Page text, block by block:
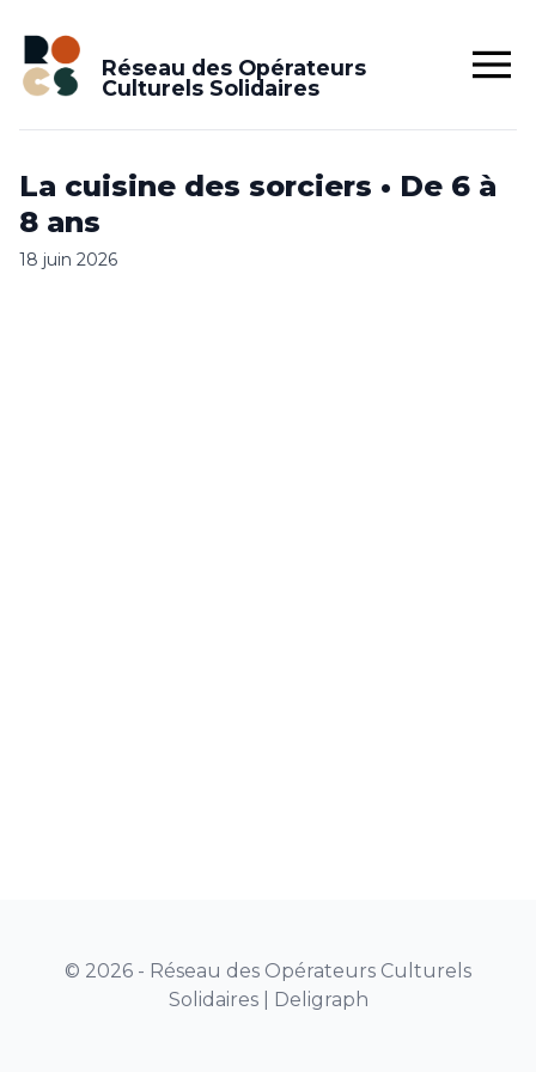
Réseau des Opérateurs
Culturels Solidaires
La cuisine des sorciers • De 6 à
8 ans
18 juin 2026
© 2026 - Réseau des Opérateurs Culturels
Solidaires | Deligraph